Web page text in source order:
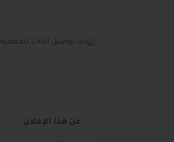
عن هذا الإعلان